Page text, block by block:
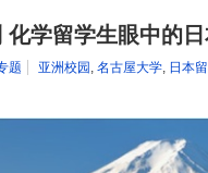
化学留学生眼中的
题 亚洲校园 , 名古屋大学, 日本